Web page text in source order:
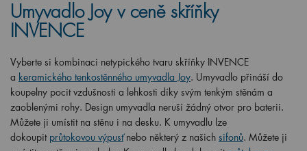
Umyvadlo Joy v ceně skříňky
INVENCE
Vyberte si kombinaci netypického tvaru skříňky INVENCE
a keramického tenkostěnného umyvadla Joy. Umyvadlo přináší do
koupelny pocit vzdušnosti a lehkosti díky svým tenkým stěnám a
zaoblenými rohy. Design umyvadla neruší žádný otvor pro baterii.
Můžete ji umístit na stěnu i na desku. K umyvadlu lze
dokoupit průtokovou výpusťnebo některý z našich sifonů. Můžete ji